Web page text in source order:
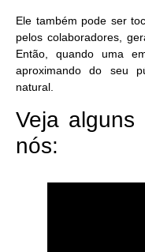
Ele também pode ser
pelos colaboradores,
Então, quando uma
aproximando do seu
natural.
Veja alguns
nós: